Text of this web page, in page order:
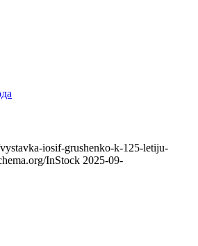
iosif-grushenko-k-125-letiju-
InStock 2025-09-